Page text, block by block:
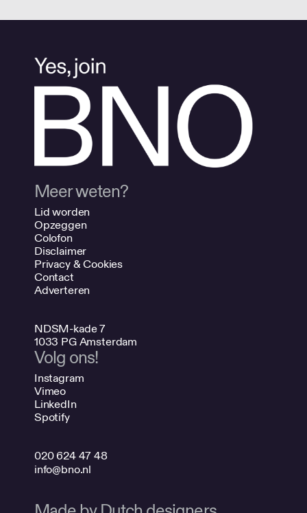
Meer weten?
Lid worden
Opzeggen
Colofon
Disclaimer
Privacy & Cookies
Contact
Adverteren
NDSM-kade 7
1033 PG Amsterdam
Volg ons!
Instagram
Vimeo
LinkedIn
Spotify
020 624 47 48
info@bno.nl